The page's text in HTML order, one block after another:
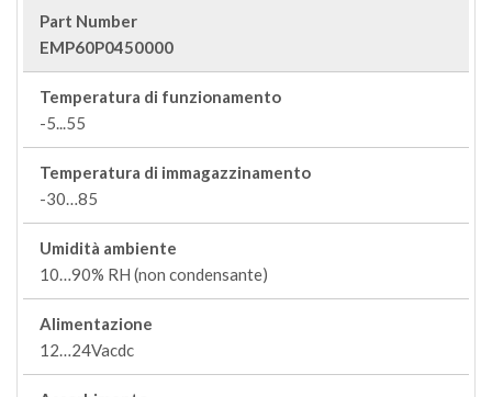
Part Number
EMP60P0450000
Temperatura di funzionamento
-5...55
Temperatura di immagazzinamento
-30…85
Umidità ambiente
10…90% RH (non condensante)
Alimentazione
12…24Vacdc